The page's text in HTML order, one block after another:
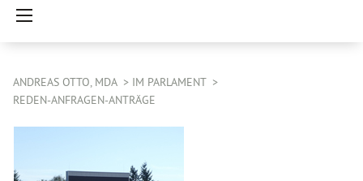
ANDREAS OTTO, MDA
IM PARLAMENT
REDEN-ANFRAGEN-ANTRÄGE